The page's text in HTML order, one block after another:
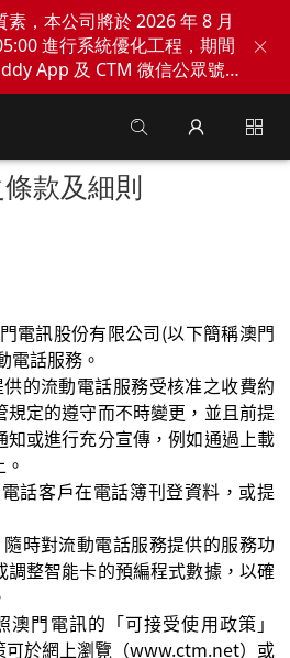
素，本公司將於 2026 年 8 月
進行系統優化工程，期間
App 及 CTM 微信公眾號
不便之處，敬請見諒！
款及細則
電訊股份有限公司(以下簡稱澳門
電話服務。
的流動電話服務受核准之收費約
定的遵守而不時變更，並且前提
知或進行充分宣傳，例如通過上載
話客戶在電話簿刊登資料，或提
時對流動電話服務提供的服務功
整智能卡的預編程式數據，以確
門電訊的「可接受使用政策」
於網上瀏覽（www.ctm.net）或